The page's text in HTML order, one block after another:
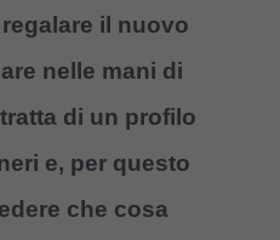
il nuovo
nelle mani di
di un profilo
e, per questo
che cosa